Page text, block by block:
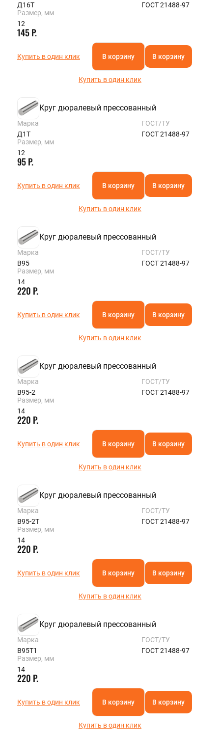
Д16Т
ГОСТ 21488-97
Размер, мм
12
145 Р.
Купить в один клик В корзину В корзину
Купить в один клик
Круг дюралевый прессованный
Марка
Д1Т
ГОСТ/ТУ
ГОСТ 21488-97
Размер, мм
12
95 Р.
Купить в один клик В корзину В корзину
Купить в один клик
Круг дюралевый прессованный
Марка
В95
ГОСТ/ТУ
ГОСТ 21488-97
Размер, мм
14
220 Р.
Купить в один клик В корзину В корзину
Купить в один клик
Круг дюралевый прессованный
Марка
В95-2
ГОСТ/ТУ
ГОСТ 21488-97
Размер, мм
14
220 Р.
Купить в один клик В корзину В корзину
Купить в один клик
Круг дюралевый прессованный
Марка
В95-2Т
ГОСТ/ТУ
ГОСТ 21488-97
Размер, мм
14
220 Р.
Купить в один клик В корзину В корзину
Купить в один клик
Круг дюралевый прессованный
Марка
В95Т1
ГОСТ/ТУ
ГОСТ 21488-97
Размер, мм
14
220 Р.
Купить в один клик В корзину В корзину
Купить в один клик